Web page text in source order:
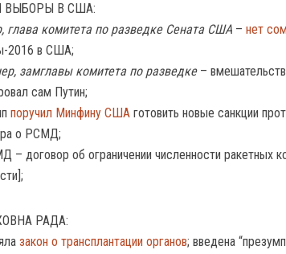
ВЫБОРЫ В США:
глава комитета по разведке Сената США – нет
2016 в США;
замглавы комитета по разведке–
сам Путин;
поручил Минфину США готовить новые санкции
о РСМД;
– договор об ограничении численности ракетных
РАДА:
закон о трансплантации органов; введена